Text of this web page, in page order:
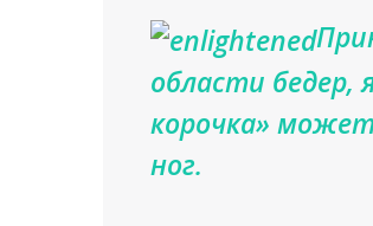
области бедер,
корочка»
ног.